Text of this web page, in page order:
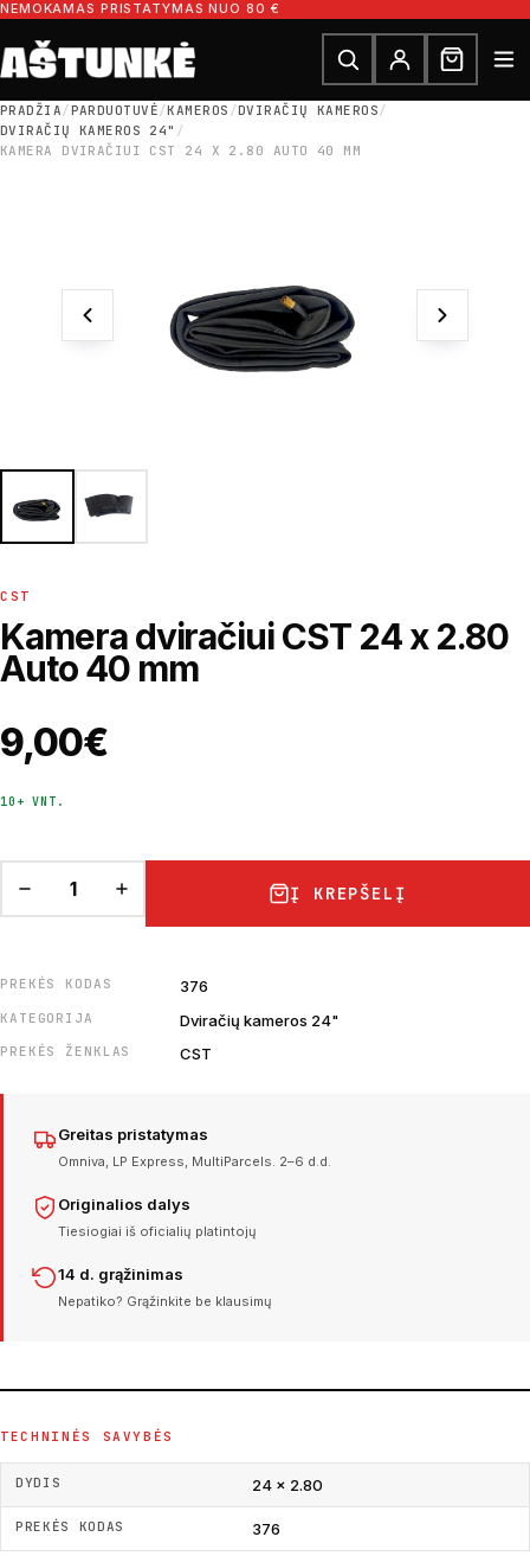
Pereiti prie turinio
NEMOKAMAS PRISTATYMAS NUO 80 €
Ieškoti dalių
Ieškoti
PRADŽIA/PARDUOTUVĖ/KAMEROS /DVIRAČIŲ KAMEROS/
DVIRAČIŲ KAMEROS 24" /
KAMERA DVIRAČIUI CST 24 X 2.80 AUTO 40 MM
CST
Kamera dviračiui CST 24 x 2.80
Auto 40 mm
9,00€
10+ VNT.
Į KREPŠELĮ
PREKĖS KODAS 376
KATEGORIJA Dviračių kameros 24"
PREKĖS ŽENKLAS CST
Greitas pristatymas
Omniva, LP Express, MultiParcels. 2–6 d.d.
Originalios dalys
Tiesiogiai iš oficialių platintojų
14 d. grąžinimas
Nepatiko? Grąžinkite be klausimų
TECHNINĖS SAVYBĖS
DYDIS 24 × 2.80
PREKĖS KODAS 376